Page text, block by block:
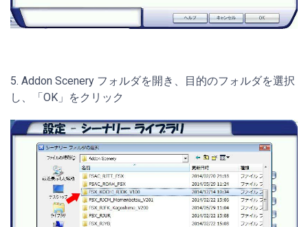
5. Addon Scenery フォルダを開き、目的のフォルダを選択
し、「OK」をクリック